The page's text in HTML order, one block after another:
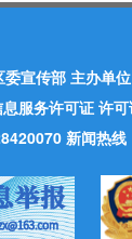
宣传部 主办单
服务许可证 许
新闻热